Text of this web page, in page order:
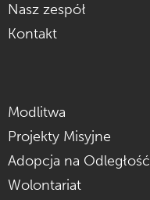
Nasz zespół
Kontakt
Modlitwa
Projekty Misyjne
Adopcja na Odległość
Wolontariat